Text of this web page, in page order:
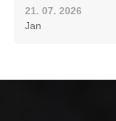
21. 07. 2026
Jan